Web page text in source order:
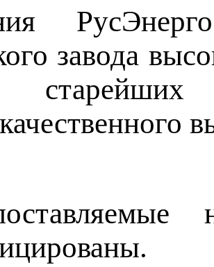
завода
старейших